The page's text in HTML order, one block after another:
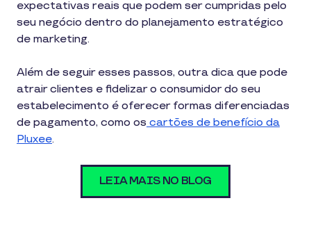
expectativas reais que podem ser cumpridas pelo
seu negócio dentro do planejamento estratégico
de marketing.
Além de seguir esses passos, outra dica que pode
atrair clientes e fidelizar o consumidor do seu
estabelecimento é oferecer formas diferenciadas
de pagamento, como os cartões de benefício da
Pluxee.
LEIA MAIS NO BLOG